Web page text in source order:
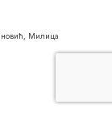
Милица